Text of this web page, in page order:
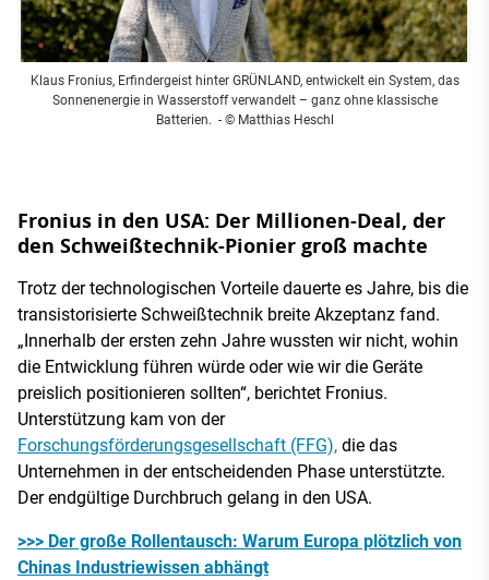
Klaus Fronius, Erfindergeist hinter GRÜNLAND, entwickelt ein System, das
Sonnenenergie in Wasserstoff verwandelt – ganz ohne klassische
Batterien. - © Matthias Heschl
Fronius in den USA: Der Millionen-Deal, der
den Schweißtechnik-Pionier groß machte
Trotz der technologischen Vorteile dauerte es Jahre, bis die
transistorisierte Schweißtechnik breite Akzeptanz fand.
„Innerhalb der ersten zehn Jahre wussten wir nicht, wohin
die Entwicklung führen würde oder wie wir die Geräte
preislich positionieren sollten“, berichtet Fronius.
Unterstützung kam von der
Forschungsförderungsgesellschaft (FFG), die das
Unternehmen in der entscheidenden Phase unterstützte.
Der endgültige Durchbruch gelang in den USA.
>>> Der große Rollentausch: Warum Europa plötzlich von
Chinas Industriewissen abhängt